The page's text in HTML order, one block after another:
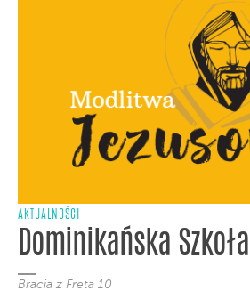
AKTUALNOŚCI
Dominikańska
Bracia z Freta 10